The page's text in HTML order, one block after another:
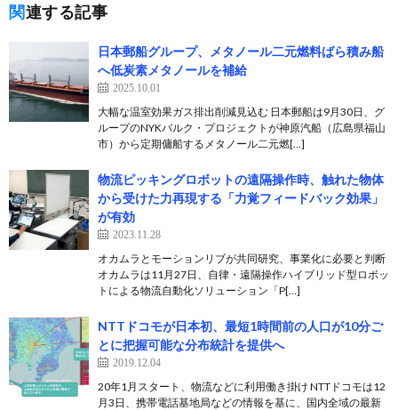
関連する記事
日本郵船グループ、メタノール二元燃料ばら積み船
へ低炭素メタノールを補給
2025.10.01
大幅な温室効果ガス排出削減見込む 日本郵船は9月30日、グ
ループのNYKバルク・プロジェクトが神原汽船（広島県福山
市）から定期傭船するメタノール二元燃[…]
物流ピッキングロボットの遠隔操作時、触れた物体
から受けた力再現する「力覚フィードバック効果」
が有効
2023.11.28
オカムラとモーションリブが共同研究、事業化に必要と判断
オカムラは11月27日、自律・遠隔操作ハイブリッド型ロボッ
トによる物流自動化ソリューション「P[…]
NTTドコモが日本初、最短1時間前の人口が10分ご
とに把握可能な分布統計を提供へ
2019.12.04
20年1月スタート、物流などに利用働き掛け NTTドコモは12
月3日、携帯電話基地局などの情報を基に、国内全域の最新